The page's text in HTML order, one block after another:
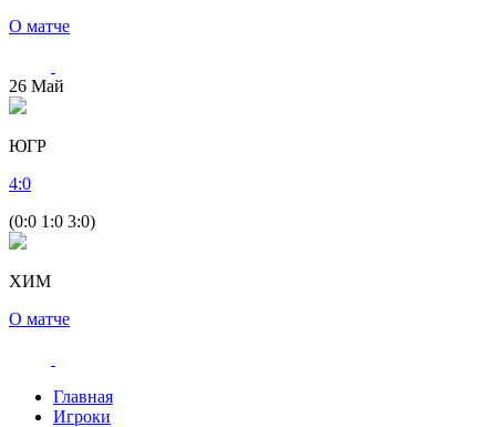
О матче
26 Май
ЮГР
4:0
(0:0 1:0 3:0)
ХИМ
О матче
Главная
Игроки